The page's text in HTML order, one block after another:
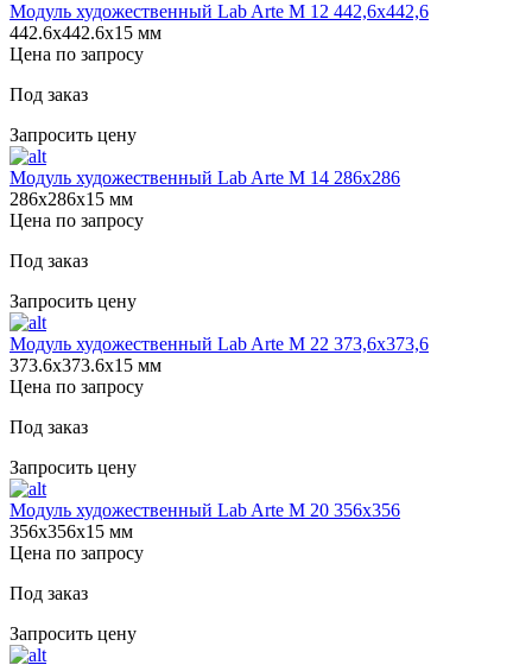
Модуль художественный Lab Arte М 12 442,6х442,6
442.6х442.6х15 мм
Цена по запросу
Под заказ
Запросить цену
Модуль художественный Lab Arte М 14 286х286
286х286х15 мм
Цена по запросу
Под заказ
Запросить цену
Модуль художественный Lab Arte М 22 373,6х373,6
373.6х373.6х15 мм
Цена по запросу
Под заказ
Запросить цену
Модуль художественный Lab Arte М 20 356х356
356х356х15 мм
Цена по запросу
Под заказ
Запросить цену